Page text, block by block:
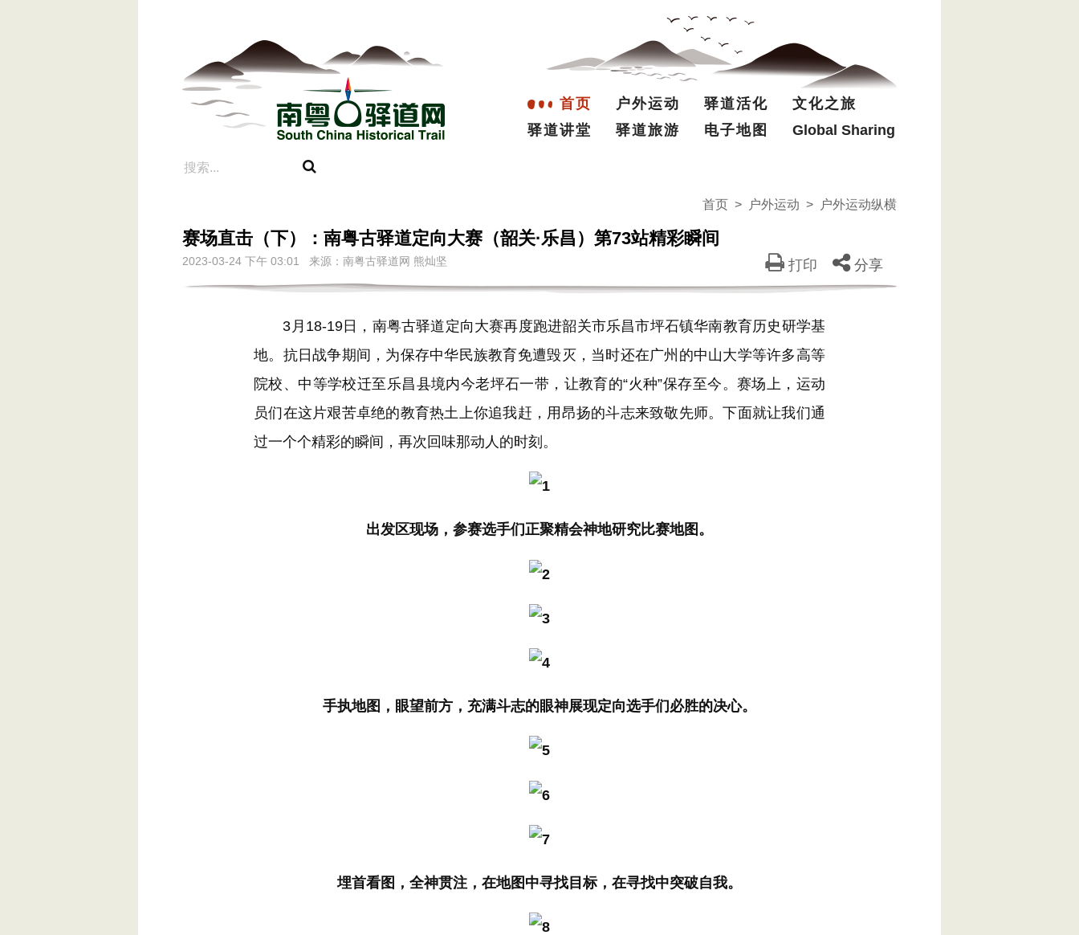
首页 户外运动 驿道活化
文化之旅
驿道讲堂
驿道旅游 电子地图 Global Sharing
首页 > 户外运动 > 户外运动纵横
赛场直击（下）：南粤古驿道定向大赛（韶关·乐昌）第73站精彩瞬间
2023-03-24 下午 03:01 来源：南粤古驿道网 熊灿坚 打印 分享
3月18-19日，南粤古驿道定向大赛再度跑进韶关市乐昌市坪石镇华南教育历史研学基
地。抗日战争期间，为保存中华民族教育免遭毁灭，当时还在广州的中山大学等许多高等
院校、中等学校迁至乐昌县境内今老坪石一带，让教育的“火种”保存至今。赛场上，运动
员们在这片艰苦卓绝的教育热土上你追我赶，用昂扬的斗志来致敬先师。下面就让我们通
过一个个精彩的瞬间，再次回味那动人的时刻。
出发区现场，参赛选手们正聚精会神地研究比赛地图。
手执地图，眼望前方，充满斗志的眼神展现定向选手们必胜的决心。
埋首看图，全神贯注，在地图中寻找目标，在寻找中突破自我。